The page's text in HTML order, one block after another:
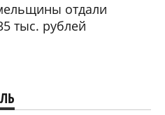
отдали
тыс. рублей